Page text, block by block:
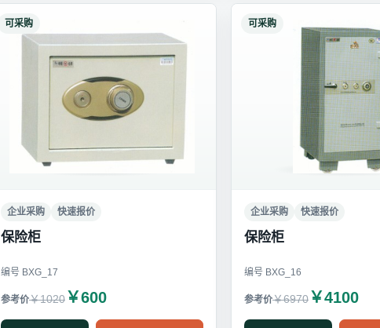
可采购
企业采购 快速报价
保险柜
编号 BXG_17
￥1020 ￥600
可采购
企业采购 快速报价
保险柜
编号 BXG_16
￥6970 ￥4100